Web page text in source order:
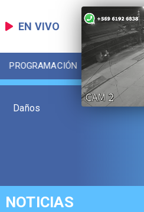
EN VIVO
PROGRAMACIÓN LOCAL
Daños
NOTICIAS